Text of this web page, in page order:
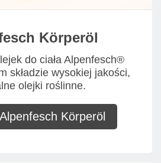
Körperöl
do ciała Alpenfesch®
składzie wysokiej jakości,
olejki roślinne.
Körperöl